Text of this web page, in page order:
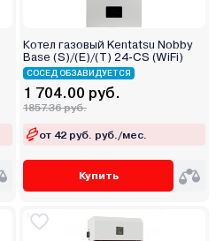
Котел газовый Kentatsu Nobby
Base (S)/(E)/(T) 24-CS (WiFi)
СОСЕД ОБЗАВИДУЕТСЯ
1 704.00 руб.
1857.36 руб.
от 42 руб. руб./мес.
Купить